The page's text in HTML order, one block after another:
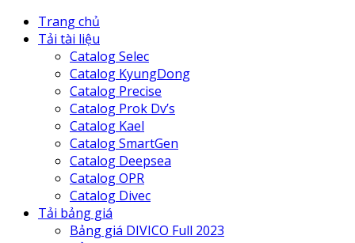
Trang chủ
Tải tài liệu
Catalog Selec
Catalog KyungDong
Catalog Precise
Catalog Prok Dv’s
Catalog Kael
Catalog SmartGen
Catalog Deepsea
Catalog OPR
Catalog Divec
Tải bảng giá
Bảng giá DIVICO Full 2023